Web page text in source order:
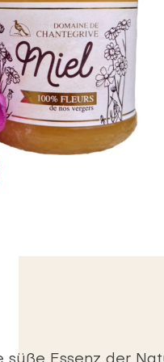
Franc
Cabernet Franc